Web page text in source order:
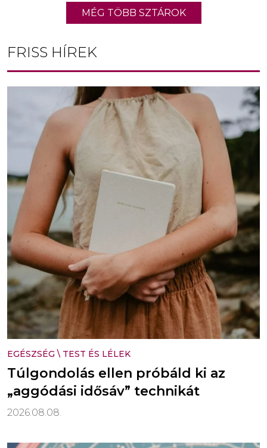
MÉG TÖBB SZTÁROK
FRISS HÍREK
EGÉSZSÉG \ TEST ÉS LÉLEK
Túlgondolás ellen próbáld ki az
„aggódási idősáv” technikát
2026.08.08.